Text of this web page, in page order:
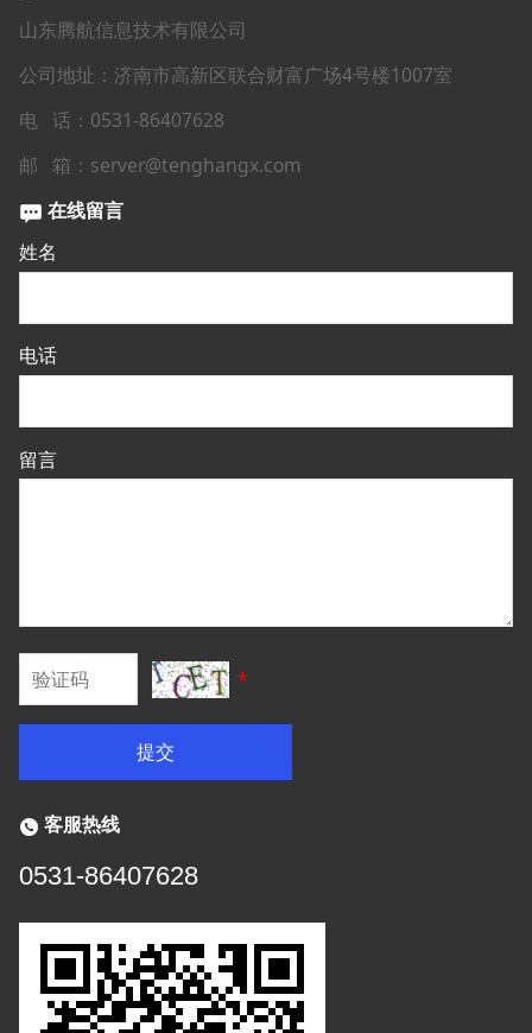
山东腾航信息技术有限公司
公司地址：济南市高新区联合财富广场4号楼1007室
电 话：0531-86407628
邮 箱：server@tenghangx.com
在线留言
姓名
电话
留言
*
提交
客服热线
0531-86407628